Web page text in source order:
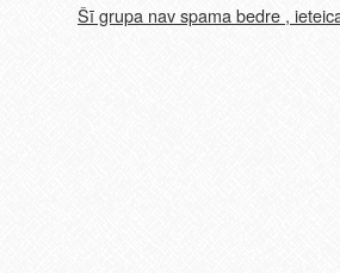
Šī grupa nav spama bedre ,